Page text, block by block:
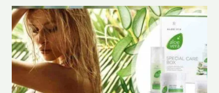
CONCENTRATA
PER
UNA
PELLE
SANA